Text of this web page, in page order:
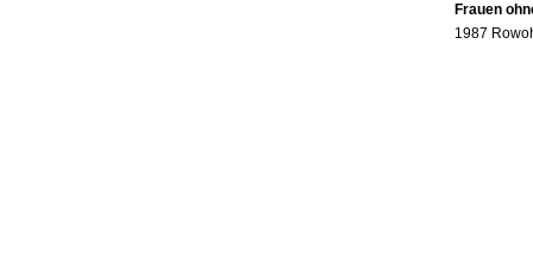
Frauen
1987